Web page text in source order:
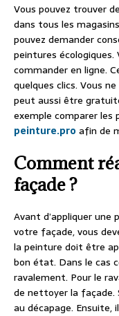
Vous pouvez trouver
dans tous les
pouvez demander
peintures écologiques.
commander en ligne.
quelques clics. Vous
peut aussi être
exemple comparer les
peinture.pro afin de
Comment
façade ?
Avant d’appliquer une
votre façade, vous
la peinture doit être
bon état. Dans le cas
ravalement. Pour le
de nettoyer la façade.
au décapage.